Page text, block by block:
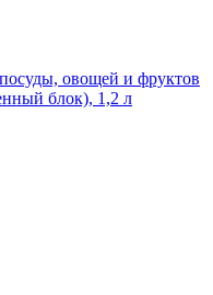
овощей и фруктов
блок), 1,2 л